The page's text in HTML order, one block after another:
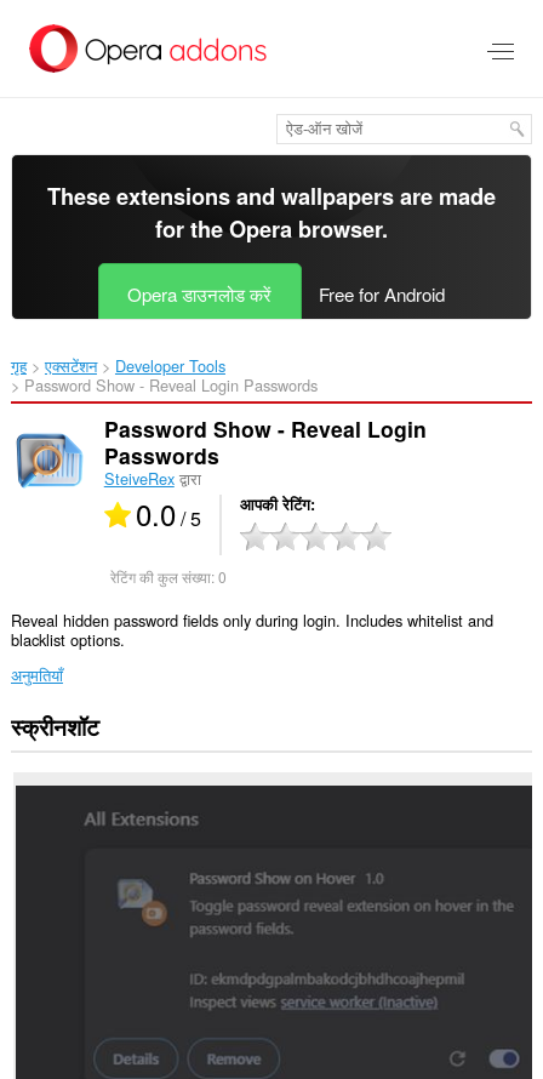
सामग्री
These extensions and wallpapers are made
for theOpera browser.
Opera डाउनलोड करें Free for Android
गृह एक्सटेंशन
Developer Tools
Password Show - Reveal Login Passwords‎
Password Show - Reveal Login
Passwords
SteiveRexद्वारा
0.0/ 5 आपकी रेटिंग
रेटिंग की कुल संख्या:0
Reveal hidden password fields only during login. Includes whitelist and
blacklist options.
अनुमतियाँ
यह
एक्सटेंशन
वेबसाइट
स्क्रीनशॉट